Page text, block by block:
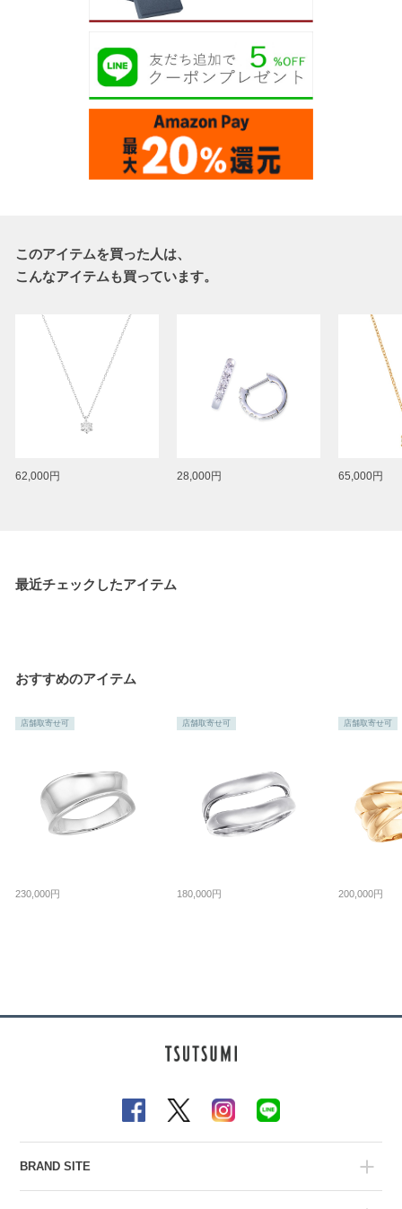
このアイテムを買った人は、
こんなアイテムも買っています。
62,000円 28,000円 65,000円
最近チェックしたアイテム
おすすめのアイテム
店舗取寄せ可
230,000円
店舗取寄せ可
180,000円
店舗取寄せ可
200,000円
BRAND SITE